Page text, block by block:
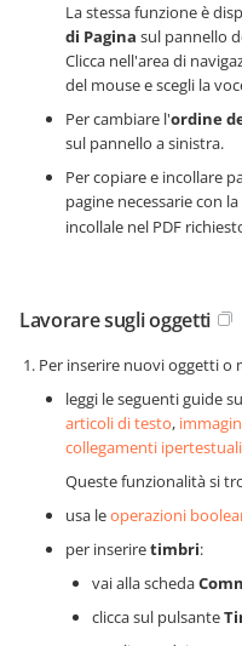
La stessa funzione è
di Pagina sul pannello
Clicca nell'area di
del mouse e scegli la
Per cambiare l'ordine
sul pannello a sinistra.
Per copiare e incollare
pagine necessarie con
incollale nel PDF
Lavorare sugli oggetti
Per inserire nuovi oggetti o
leggi le seguenti guide
articoli di testo,
collegamenti ipertestuali
Queste funzionalità si
usa leoperazioni
per inseriretimbri:
vai alla scheda
clicca sul pulsante